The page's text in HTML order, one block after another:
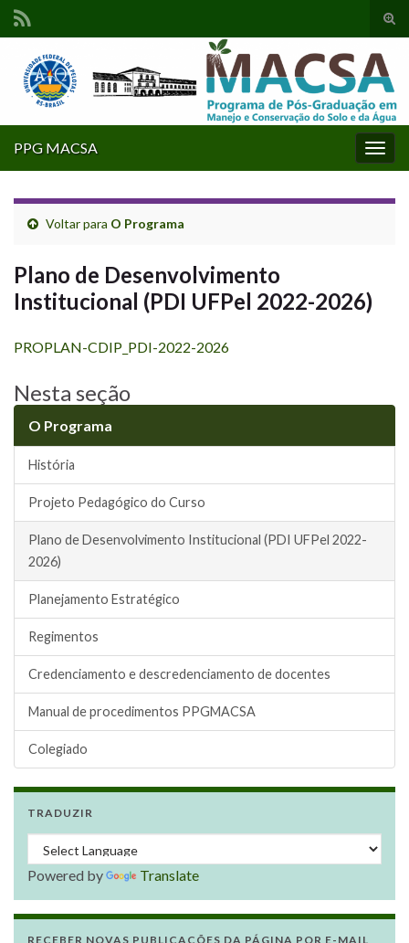
de
PPG MACSA
Voltar para O Programa
Plano de Desenvolvimento
Institucional (PDI UFPel 2022-2026)
PROPLAN-CDIP_PDI-2022-2026
Nesta seção
O Programa
História
Projeto Pedagógico do Curso
Plano de Desenvolvimento Institucional (PDI UFPel 2022-
2026)
Planejamento Estratégico
Regimentos
Credenciamento e descredenciamento de docentes
Manual de procedimentos PPGMACSA
Colegiado
TRADUZIR
Powered by Translate
RECEBER NOVAS PUBLICAÇÕES DA PÁGINA POR E-MAIL